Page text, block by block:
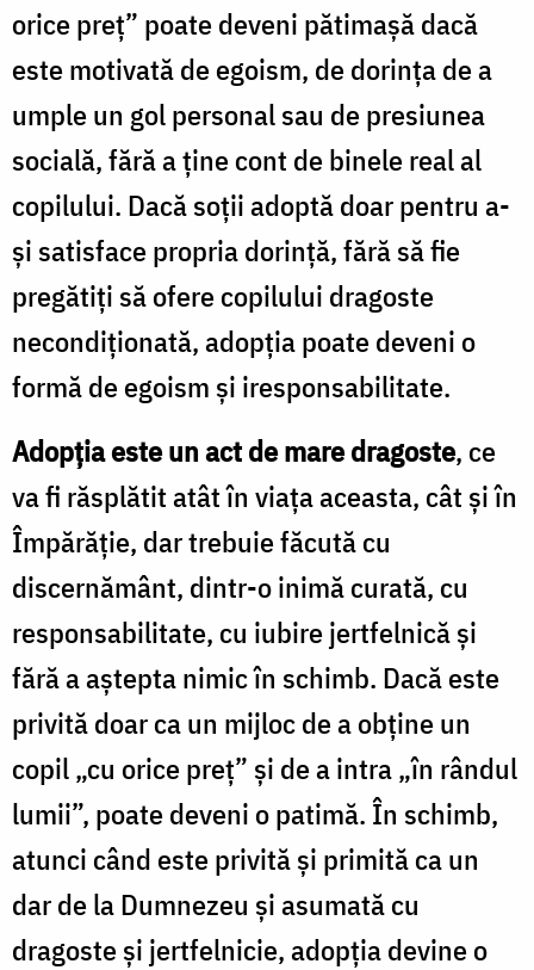
orice preț” poate deveni pătimașă dacă
este motivată de egoism, de dorința de a
umple un gol personal sau de presiunea
socială, fără a ține cont de binele real al
copilului. Dacă soții adoptă doar pentru a-
și satisface propria dorință, fără să fie
pregătiți să ofere copilului dragoste
necondiționată, adopția poate deveni o
formă de egoism și iresponsabilitate.
Adopția este un act de mare dragoste, ce
va fi răsplătit atât în viața aceasta, cât și în
Împărăție, dar trebuie făcută cu
discernământ, dintr-o inimă curată, cu
responsabilitate, cu iubire jertfelnică și
fără a aștepta nimic în schimb. Dacă este
privită doar ca un mijloc de a obține un
copil „cu orice preț” și de a intra „în rândul
lumii”, poate deveni o patimă. În schimb,
atunci când este privită și primită ca un
dar de la Dumnezeu și asumată cu
dragoste și jertfelnicie, adopția devine o